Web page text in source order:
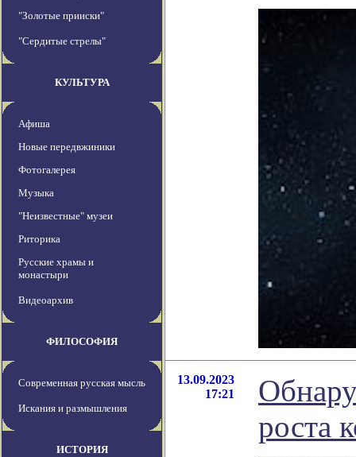
"Золотые прииски"
"Сердитые стрелы"
КУЛЬТУРА
Афиша
Новые передвжиники
Фотогалерея
Музыка
"Неизвестные" музеи
Риторика
Русские храмы и
монастыри
Видеоархив
ФИЛОСОФИЯ
Современная русская мысль
Искания и размышления
ИСТОРИЯ
13.09.2023
17:21
роста